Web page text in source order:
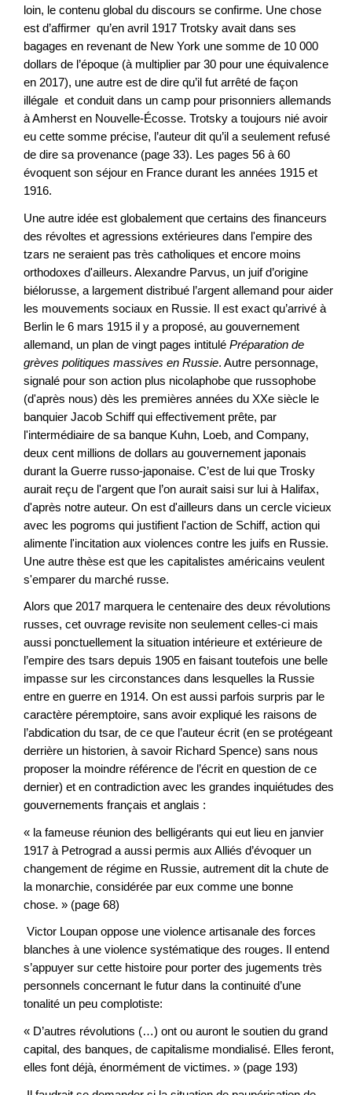
loin, le contenu global du discours se confirme. Une chose
est d’affirmer qu’en avril 1917 Trotsky avait dans ses
bagages en revenant de New York une somme de 10 000
dollars de l’époque (à multiplier par 30 pour une équivalence
en 2017), une autre est de dire qu’il fut arrêté de façon
illégale et conduit dans un camp pour prisonniers allemands
à Amherst en Nouvelle-Écosse. Trotsky a toujours nié avoir
eu cette somme précise, l’auteur dit qu’il a seulement refusé
de dire sa provenance (page 33). Les pages 56 à 60
évoquent son séjour en France durant les années 1915 et
1916.
Une autre idée est globalement que certains des financeurs
des révoltes et agressions extérieures dans l'empire des
tzars ne seraient pas très catholiques et encore moins
orthodoxes d'ailleurs. Alexandre Parvus, un juif d’origine
biélorusse, a largement distribué l’argent allemand pour aider
les mouvements sociaux en Russie. Il est exact qu’arrivé à
Berlin le 6 mars 1915 il y a proposé, au gouvernement
allemand, un plan de vingt pages intitulé Préparation de
grèves politiques massives en Russie. Autre personnage,
signalé pour son action plus nicolaphobe que russophobe
(d'après nous) dès les premières années du XXe siècle le
banquier Jacob Schiff qui effectivement prête, par
l'intermédiaire de sa banque Kuhn, Loeb, and Company,
deux cent millions de dollars au gouvernement japonais
durant la Guerre russo-japonaise. C’est de lui que Trosky
aurait reçu de l'argent que l’on aurait saisi sur lui à Halifax,
d'après notre auteur. On est d'ailleurs dans un cercle vicieux
avec les pogroms qui justifient l'action de Schiff, action qui
alimente l'incitation aux violences contre les juifs en Russie.
Une autre thèse est que les capitalistes américains veulent
s'emparer du marché russe.
Alors que 2017 marquera le centenaire des deux révolutions
russes, cet ouvrage revisite non seulement celles-ci mais
aussi ponctuellement la situation intérieure et extérieure de
l’empire des tsars depuis 1905 en faisant toutefois une belle
impasse sur les circonstances dans lesquelles la Russie
entre en guerre en 1914. On est aussi parfois surpris par le
caractère péremptoire, sans avoir expliqué les raisons de
l’abdication du tsar, de ce que l’auteur écrit (en se protégeant
derrière un historien, à savoir Richard Spence) sans nous
proposer la moindre référence de l’écrit en question de ce
dernier) et en contradiction avec les grandes inquiétudes des
gouvernements français et anglais :
« la fameuse réunion des belligérants qui eut lieu en janvier
1917 à Petrograd a aussi permis aux Alliés d’évoquer un
changement de régime en Russie, autrement dit la chute de
la monarchie, considérée par eux comme une bonne
chose. » (page 68)
Victor Loupan oppose une violence artisanale des forces
blanches à une violence systématique des rouges. Il entend
s’appuyer sur cette histoire pour porter des jugements très
personnels concernant le futur dans la continuité d’une
tonalité un peu complotiste:
« D’autres révolutions (…) ont ou auront le soutien du grand
capital, des banques, de capitalisme mondialisé. Elles feront,
elles font déjà, énormément de victimes. » (page 193)